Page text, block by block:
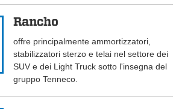
Rancho
offre principalmente ammortizzatori,
stabilizzatori sterzo e telai nel settore dei
SUV e dei Light Truck sotto l'insegna del
gruppo Tenneco.